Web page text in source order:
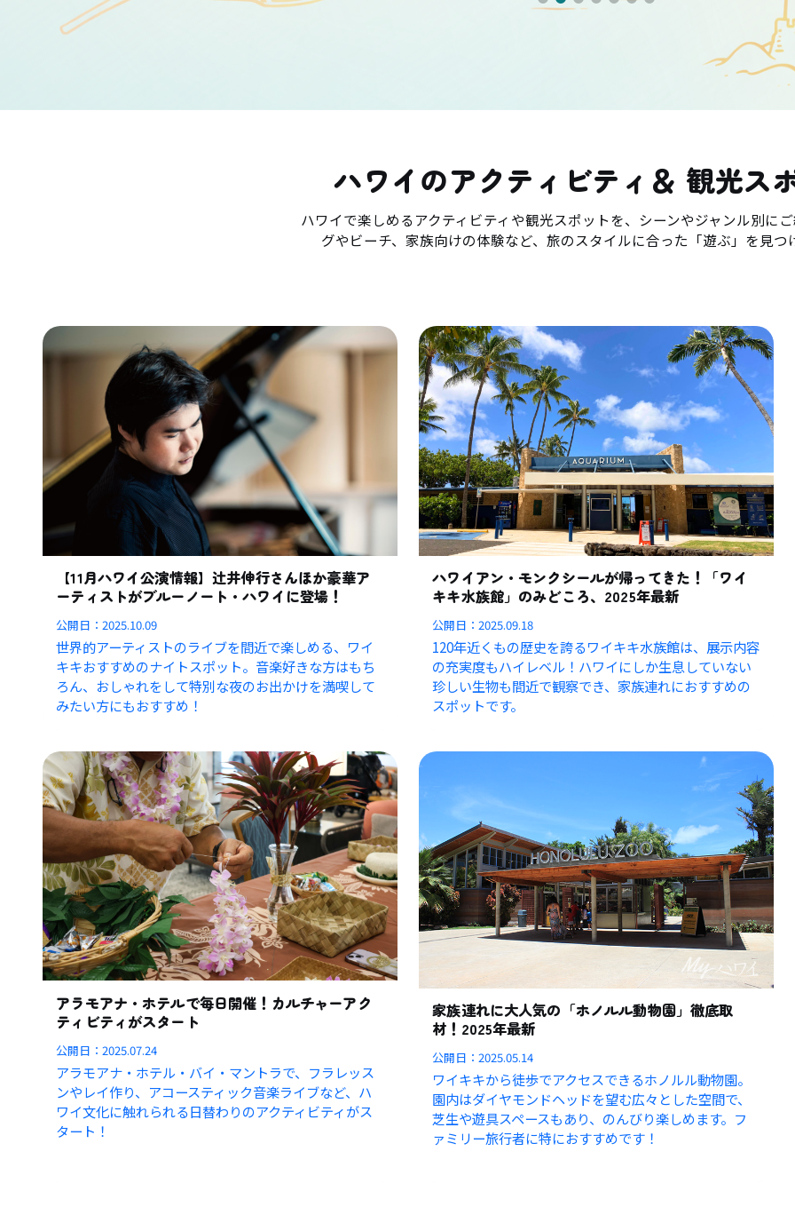
ハワイのアクティビティ＆ 観光ス
ハワイで楽しめるアクティビティや観光スポットを、シーンやジャンル別に
グやビーチ、家族向けの体験など、旅のスタイルに合った「遊ぶ」を見つ
【11月ハワイ公演情報】辻井伸行さんほか豪華ア
ーティストがブルーノート・ハワイに登場！
公開日：2025.10.09
世界的アーティストのライブを間近で楽しめる、ワイ
キキおすすめのナイトスポット。音楽好きな方はもち
ろん、おしゃれをして特別な夜のお出かけを満喫して
みたい方にもおすすめ！
ハワイアン・モンクシールが帰ってきた！「ワイ
キキ水族館」のみどころ、2025年最新
公開日：2025.09.18
120年近くもの歴史を誇るワイキキ水族館は、展示内容
の充実度もハイレベル！ハワイにしか生息していない
珍しい生物も間近で観察でき、家族連れにおすすめの
スポットです。
アラモアナ・ホテルで毎日開催！カルチャーアク
ティビティがスタート
公開日：2025.07.24
アラモアナ・ホテル・バイ・マントラで、フラレッス
ンやレイ作り、アコースティック音楽ライブなど、ハ
ワイ文化に触れられる日替わりのアクティビティがス
タート！
家族連れに大人気の「ホノルル動物園」徹底取
材！2025年最新
公開日：2025.05.14
ワイキキから徒歩でアクセスできるホノルル動物園。
園内はダイヤモンドヘッドを望む広々とした空間で、
芝生や遊具スペースもあり、のんびり楽しめます。フ
ァミリー旅行者に特におすすめです！